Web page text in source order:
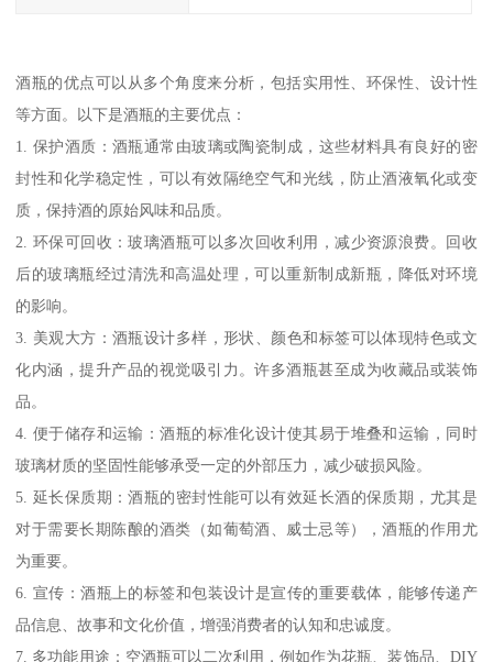
酒瓶的优点可以从多个角度来分析，包括实用性、环保性、设计性
等方面。以下是酒瓶的主要优点：
1. 保护酒质：酒瓶通常由玻璃或陶瓷制成，这些材料具有良好的密
封性和化学稳定性，可以有效隔绝空气和光线，防止酒液氧化或变
质，保持酒的原始风味和品质。
2. 环保可回收：玻璃酒瓶可以多次回收利用，减少资源浪费。回收
后的玻璃瓶经过清洗和高温处理，可以重新制成新瓶，降低对环境
的影响。
3. 美观大方：酒瓶设计多样，形状、颜色和标签可以体现特色或文
化内涵，提升产品的视觉吸引力。许多酒瓶甚至成为收藏品或装饰
品。
4. 便于储存和运输：酒瓶的标准化设计使其易于堆叠和运输，同时
玻璃材质的坚固性能够承受一定的外部压力，减少破损风险。
5. 延长保质期：酒瓶的密封性能可以有效延长酒的保质期，尤其是
对于需要长期陈酿的酒类（如葡萄酒、威士忌等），酒瓶的作用尤
为重要。
6. 宣传：酒瓶上的标签和包装设计是宣传的重要载体，能够传递产
品信息、故事和文化价值，增强消费者的认知和忠诚度。
7. 多功能用途：空酒瓶可以二次利用，例如作为花瓶、装饰品、DIY